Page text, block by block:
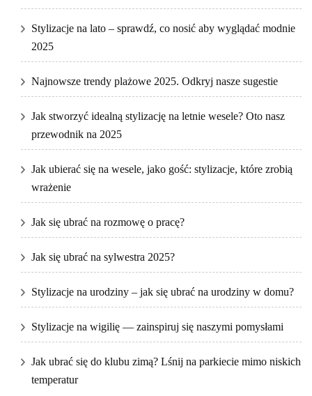
Stylizacje na lato – sprawdź, co nosić aby wyglądać modnie
2025
Najnowsze trendy plażowe 2025. Odkryj nasze sugestie
Jak stworzyć idealną stylizację na letnie wesele? Oto nasz
przewodnik na 2025
Jak ubierać się na wesele, jako gość: stylizacje, które zrobią
wrażenie
Jak się ubrać na rozmowę o pracę?
Jak się ubrać na sylwestra 2025?
Stylizacje na urodziny – jak się ubrać na urodziny w domu?
Stylizacje na wigilię — zainspiruj się naszymi pomysłami
Jak ubrać się do klubu zimą? Lśnij na parkiecie mimo niskich
temperatur